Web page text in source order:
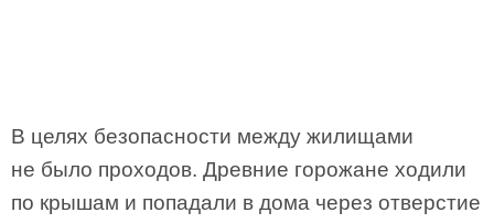
В целях безопасности между жилищами
не было проходов. Древние горожане ходили
по крышам и попадали в дома через отверстие